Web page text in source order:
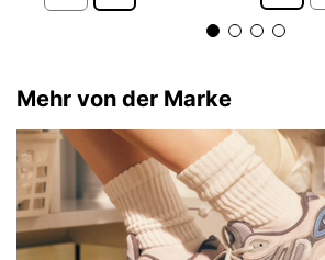
Mehr von der Marke